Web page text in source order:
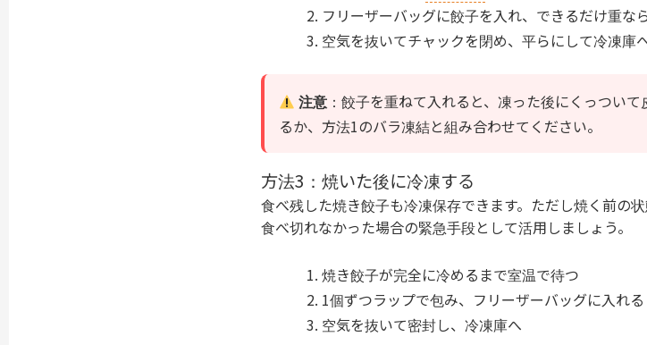
フリーザーバッグに餃子を入れ、できるだけ重な
空気を抜いてチャックを閉め、平らにして冷凍庫
注意 ：餃子を重ねて入れると、凍った後にくっつい
るか、方法1のバラ凍結と組み合わせてください。
方法3：焼いた後に冷凍する
食べ残した焼き餃子も冷凍保存できます。ただし焼く前の
食べ切れなかった場合の緊急手段として活用しましょう。
焼き餃子が完全に冷めるまで室温で待つ
1個ずつラップで包み、フリーザーバッグに入れる
空気を抜いて密封し、冷凍庫へ